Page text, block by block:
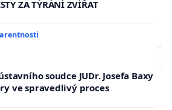
ZA TÝRÁNÍ ZVÍŘAT
soudce JUDr. Josefa Baxy
ve spravedlivý proces